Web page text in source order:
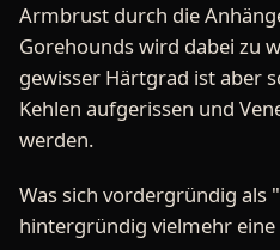
Armbrust durch die
Gorehounds wird dabei zu
gewisser Härtgrad ist aber
Kehlen aufgerissen und
werden.
Was sich vordergründig als
hintergründig vielmehr eine